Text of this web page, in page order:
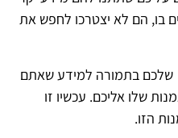
בו, הם לא יצטרכו לחפש את
בתמורה למידע שאתם
שלו אליכם. עכשיו זו
הזו.